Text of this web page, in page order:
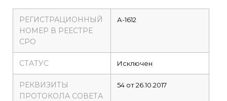
РЕГИСТРАЦИОННЫЙ
НОМЕР В РЕЕСТРЕ
СРО
А-1612
СТАТУС Исключен
РЕКВИЗИТЫ
ПРОТОКОЛА СОВЕТА
54 от 26.10.2017